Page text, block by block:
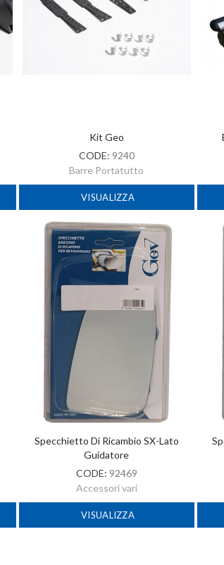
Kit Geo
CODE: 9240
Barre Portatutto
VISUALIZZA
Specchietto Di Ricambio SX-Lato
Guidatore
CODE: 92469
Accessori vari
VISUALIZZA